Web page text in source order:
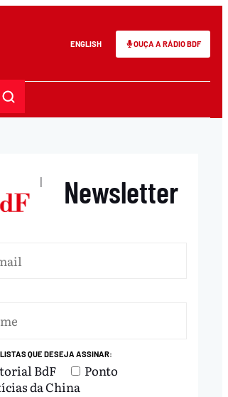
ENGLISH OUÇA A RÁDIO BDF
| Newsletter
QUE DESEJA ASSINAR:
BdF
Ponto
da China